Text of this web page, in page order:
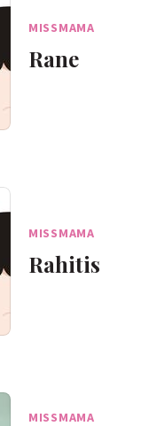
MISSMAMA
Rane
MISSMAMA
Rahitis
MISSMAMA